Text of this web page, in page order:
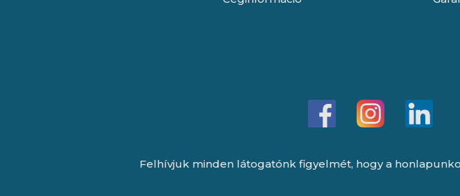
Felhívjuk minden látogatónk figyelmét, hogy a